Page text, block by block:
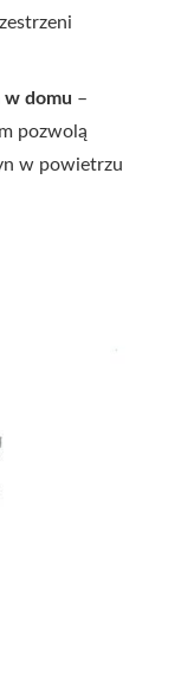
w domu –
pozwolą
w powietrzu